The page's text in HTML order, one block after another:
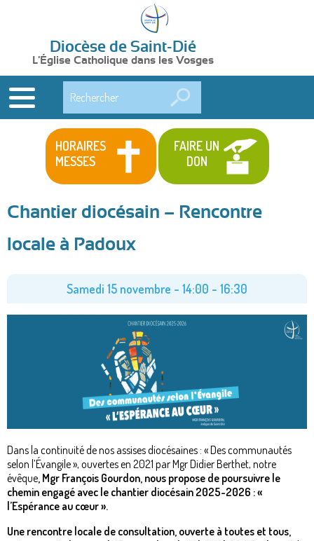
Diocèse de Saint-Dié
L'Église Catholique dans les Vosges
HORAIRES
MESSES
FAIRE UN
DON
Chantier diocésain – Rencontre
locale à Padoux
Samedi 15 novembre - 14:00 - 16:30
Dans la continuité de nos assises diocésaines : « Des communautés
selon l’Évangile », ouvertes en 2021 par Mgr Didier Berthet, notre
évêque , Mgr François Gourdon, nous propose de poursuivre le
chemin engagé avec le chantier diocésain 2025-2026 : «
l’Espérance au cœur ».
Une rencontre locale de consultation, ouverte à toutes et tous,